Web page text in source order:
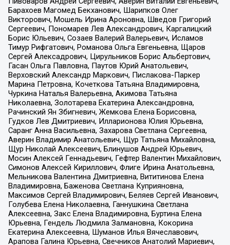
Барахоев Магомед Бекханович, Шарипков Олег
Викторович, Мошель Ирина Ароновна, Шведов Григорий
Сергеевич, Пономарев Лев Александрович, Каргалицкий
Борис Юльевич, Созаев Валерий Валерьевич, Исламов
Тимур Рифгатович, Романова Ольга Евгеньевна, Щаров
Сергей Алексадрович, Цирульников Борис Альбертович,
Гасан Ольга Павловна, Паутов Юрий Анатольевич,
Верховский Александр Маркович, Пислакова-Паркер
Марина Петровна, Кочеткова Татьяна Владимировна,
Чуркина Наталья Валерьевна, Акимова Татьяна
Николаевна, Золотарева Екатерина Александровна,
Рачинский Ян Збигневич, Жемкова Елена Борисовна,
Гудков Лев Дмитриевич, Илларионова Юлия Юрьевна,
Саранг Анна Васильевна, Захарова Светлана Сергеевна,
Аверин Владимир Анатольевич, Щур Татьяна Михайловна,
Щур Николай Алексеевич, Блинушов Андрей Юрьевич,
Мосин Алексей Геннадьевич, Гефтер Валентин Михайлович,
Симонов Алексей Кириллович, Флиге Ирина Анатольевна,
Мельникова Валентина Дмитриевна, Вититинова Елена
Владимировна, Баженова Светлана Куприяновна,
Максимов Сергей Владимирович, Беляев Сергей Иванович,
Голубева Елена Николаевна, Ганнушкина Светлана
Алексеевна, Закс Елена Владимировна, Буртина Елена
Юрьевна, Гендель Людмила Залмановна, Кокорина
Екатерина Алексеевна, Шуманов Илья Вячеславович,
Арапова Галина Юрьевна, Свечников Анатолий Мариевич,